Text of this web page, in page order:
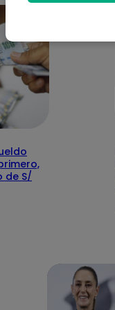
de S/